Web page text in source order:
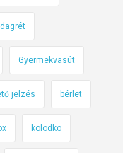
Gyermekvasút
jelzés bérlet
kolodko